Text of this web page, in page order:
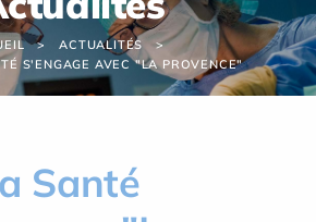
ACTUALITÉS
S'ENGAGE AVEC "LA PROVENCE"
Santé